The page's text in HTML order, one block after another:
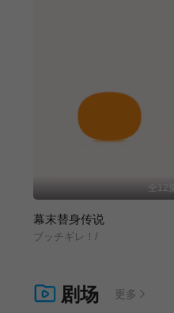
全12集
幕末替身传说
ブッチギレ！/
剧场 更多